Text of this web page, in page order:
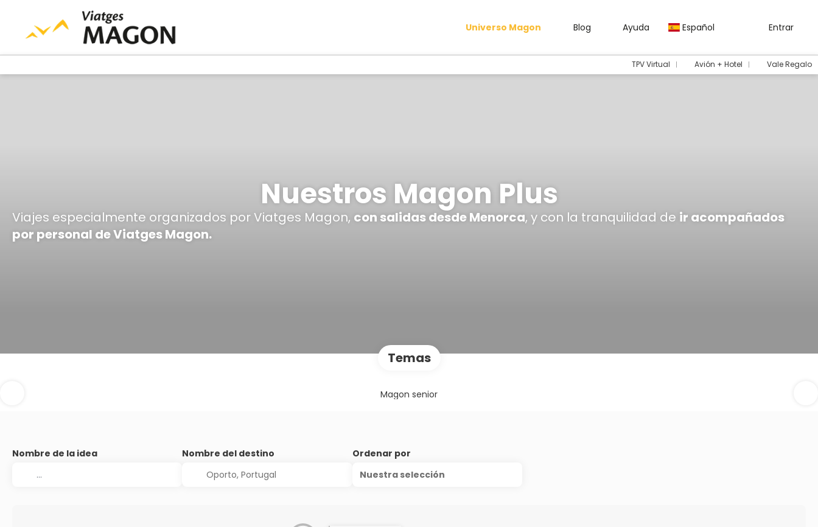
Universo Magon Blog Ayuda Español Entrar
TPV Virtual Avión + Hotel Vale Regalo
Nuestros Magon Plus
Viajes especialmente organizados por Viatges Magon, con salidas desde Menorca, y con la tranquilidad de ir acompañados
por personal de Viatges Magon.
Temas
Magon senior
Nombre de la idea Nombre del destino
Ordenar por
Nuestra selección